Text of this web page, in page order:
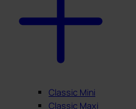
Classic Mini
Classic Maxi